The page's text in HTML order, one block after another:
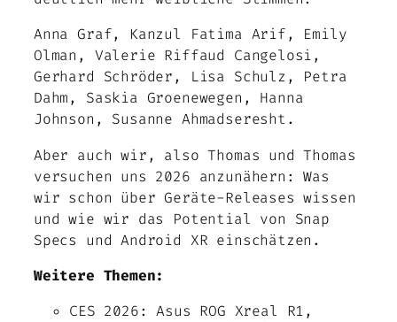
Anna Graf, Kanzul Fatima Arif, Emily
Olman, Valerie Riffaud Cangelosi,
Gerhard Schröder, Lisa Schulz, Petra
Dahm, Saskia Groenewegen, Hanna
Johnson, Susanne Ahmadseresht .
Aber auch wir, also Thomas und Thomas
versuchen uns 2026 anzunähern: Was
wir schon über Geräte-Releases wissen
und wie wir das Potential von Snap
Specs und Android XR einschätzen.
Weitere Themen:
CES 2026: Asus ROG Xreal R1,